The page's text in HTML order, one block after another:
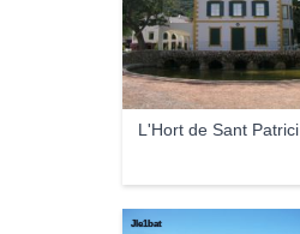
L'Hort de Sant Patrici
Jle1bat